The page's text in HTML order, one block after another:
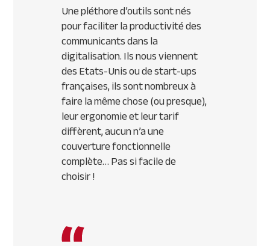
Une pléthore d’outils sont nés
pour faciliter la productivité des
communicants dans la
digitalisation. Ils nous viennent
des Etats-Unis ou de start-ups
françaises, ils sont nombreux à
faire la même chose (ou presque),
leur ergonomie et leur tarif
diffèrent, aucun n’a une
couverture fonctionnelle
complète… Pas si facile de
choisir !